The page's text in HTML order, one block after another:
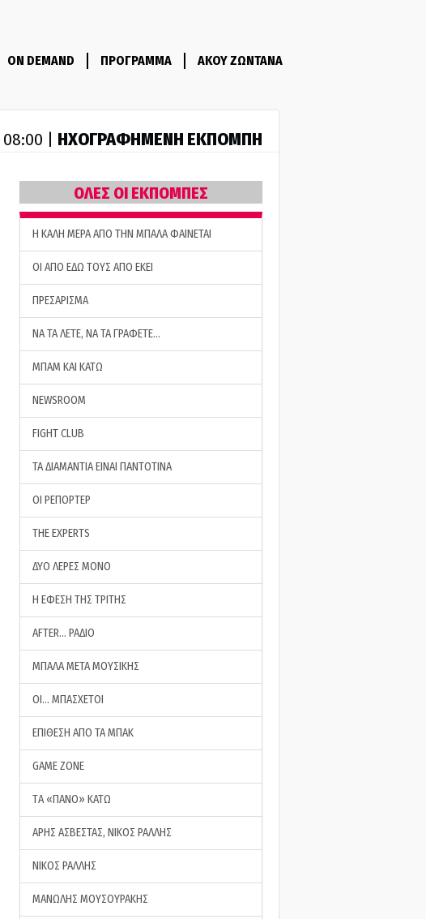
ON DEMAND ΠΡΟΓΡΑΜΜΑ ΑΚΟΥ ΖΩΝΤΑΝΑ
| ΗΧΟΓΡΑΦΗΜΕΝΗ ΕΚΠΟΜΠΗ
ΟΛΕΣ ΟΙ ΕΚΠΟΜΠΕΣ
H ΚΑΛΗ ΜΕΡΑ ΑΠΟ ΤΗΝ ΜΠΑΛΑ ΦΑΙΝΕΤΑΙ
ΟΙ ΑΠΟ ΕΔΩ ΤΟΥΣ ΑΠΟ ΕΚΕΙ
ΠΡΕΣΑΡΙΣΜΑ
ΝΑ ΤΑ ΛΕΤΕ, ΝΑ ΤΑ ΓΡΑΦΕΤΕ…
ΜΠΑΜ ΚΑΙ ΚΑΤΩ
NEWSROOM
FIGHT CLUB
ΤΑ ΔΙΑΜΑΝΤΙΑ ΕΙΝΑΙ ΠΑΝΤΟΤΙΝΑ
ΟΙ ΡΕΠΟΡΤΕΡ
THE EXPERTS
ΔΥΟ ΛΕΡΕΣ ΜΟΝΟ
Η ΕΦΕΣΗ ΤΗΣ ΤΡΙΤΗΣ
AFTER… ΡΑΔΙΟ
ΜΠΑΛΑ ΜΕΤΑ ΜΟΥΣΙΚΗΣ
ΟΙ… ΜΠΑΣΧΕΤΟΙ
ΕΠΙΘΕΣΗ ΑΠΟ ΤΑ ΜΠΑΚ
GAME ZONE
ΤA «ΠΑΝΟ» ΚΑΤΩ
ΑΡΗΣ ΑΣΒΕΣΤΑΣ, ΝΙΚΟΣ ΡΑΛΛΗΣ
ΝΙΚΟΣ ΡΑΛΛΗΣ
ΜΑΝΩΛΗΣ ΜΟΥΣΟΥΡΑΚΗΣ